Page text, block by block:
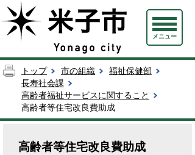
メニュー
トップ 市の組織
福祉保健部
長寿社会課
高齢者福祉サービスに関すること
高齢者等住宅改良費助成
高齢者等住宅改良費助成